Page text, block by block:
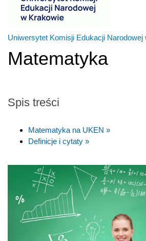
Uniwersytet Komisji Edukacji Narodowej
Matematyka
Spis treści
Matematyka na UKEN »
Definicje i cytaty »